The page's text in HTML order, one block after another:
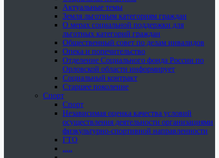
Актуальные темы
Земля льготным категориям граждан
О мерах социальной поддержки для
льготных категорий граждан
Общественный совет по делам инвалидов
Опека и попечительство
Отделение Социального фонда России по
Орловской области информирует
Социальный контракт
Старшее поколение
Спорт
Спорт
Независимая оценка качества условий
осуществления деятельности организациями
физкультурно-спортивной направленности
ГТО
.....